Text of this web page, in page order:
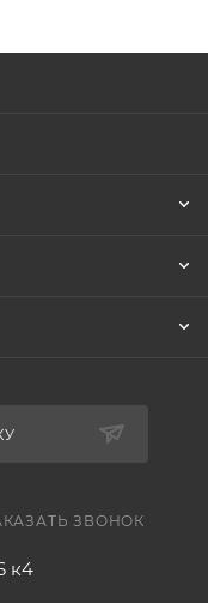
ЗВОНОК
к4